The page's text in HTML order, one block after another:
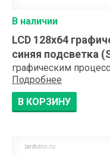
В наличии
LCD 128x64
синяя подсветка
графическим
Подробнее
В КОРЗИНУ